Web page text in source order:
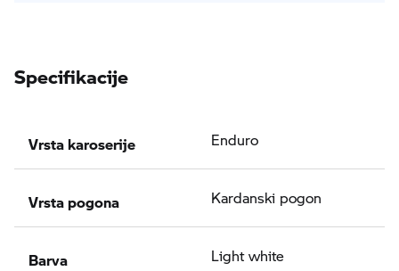
Specifikacije
Vrsta karoserije Enduro
Vrsta pogona Kardanski pogon
Barva Light white